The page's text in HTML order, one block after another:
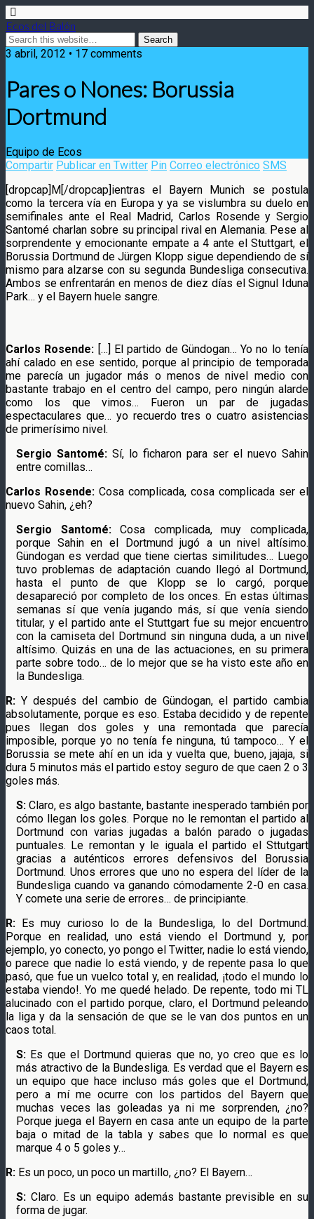
Ecos del Balón
3 abril, 2012 • 17 comments
Pares o Nones: Borussia
Dortmund
Equipo de Ecos
Compartir Publicar en Twitter Pin Correo electrónico SMS
[dropcap]M[/dropcap]ientras el Bayern Munich se postula
como la tercera vía en Europa y ya se vislumbra su duelo en
semifinales ante el Real Madrid, Carlos Rosende y Sergio
Santomé charlan sobre su principal rival en Alemania. Pese al
sorprendente y emocionante empate a 4 ante el Stuttgart, el
Borussia Dortmund de Jürgen Klopp sigue dependiendo de sí
mismo para alzarse con su segunda Bundesliga consecutiva.
Ambos se enfrentarán en menos de diez días el Signul Iduna
Park… y el Bayern huele sangre.
Carlos Rosende: […] El partido de Gündogan… Yo no lo tenía
ahí calado en ese sentido, porque al principio de temporada
me parecía un jugador más o menos de nivel medio con
bastante trabajo en el centro del campo, pero ningún alarde
como los que vimos… Fueron un par de jugadas
espectaculares que… yo recuerdo tres o cuatro asistencias
de primerísimo nivel.
Sergio Santomé: Sí, lo ficharon para ser el nuevo Sahin
entre comillas…
Carlos Rosende: Cosa complicada, cosa complicada ser el
nuevo Sahin, ¿eh?
Sergio Santomé:Cosa complicada, muy complicada,
porque Sahin en el Dortmund jugó a un nivel altísimo.
Gündogan es verdad que tiene ciertas similitudes… Luego
tuvo problemas de adaptación cuando llegó al Dortmund,
hasta el punto de que Klopp se lo cargó, porque
desapareció por completo de los onces. En estas últimas
semanas sí que venía jugando más, sí que venía siendo
titular, y el partido ante el Stuttgart fue su mejor encuentro
con la camiseta del Dortmund sin ninguna duda, a un nivel
altísimo. Quizás en una de las actuaciones, en su primera
parte sobre todo… de lo mejor que se ha visto este año en
la Bundesliga.
R: Y después del cambio de Gündogan, el partido cambia
absolutamente, porque es eso. Estaba decidido y de repente
pues llegan dos goles y una remontada que parecía
imposible, porque yo no tenía fe ninguna, tú tampoco… Y el
Borussia se mete ahí en un ida y vuelta que, bueno, jajaja, si
dura 5 minutos más el partido estoy seguro de que caen 2 o 3
goles más.
S: Claro, es algo bastante, bastante inesperado también por
cómo llegan los goles. Porque no le remontan el partido al
Dortmund con varias jugadas a balón parado o jugadas
puntuales. Le remontan y le iguala el partido el Sttutgart
gracias a auténticos errores defensivos del Borussia
Dortmund. Unos errores que uno no espera del líder de la
Bundesliga cuando va ganando cómodamente 2-0 en casa.
Y comete una serie de errores… de principiante.
R: Es muy curioso lo de la Bundesliga, lo del Dortmund.
Porque en realidad, uno está viendo el Dortmund y, por
ejemplo, yo conecto, yo pongo el Twitter, nadie lo está viendo,
o parece que nadie lo está viendo, y de repente pasa lo que
pasó, que fue un vuelco total y, en realidad, ¡todo el mundo lo
estaba viendo!. Yo me quedé helado. De repente, todo mi TL
alucinado con el partido porque, claro, el Dortmund peleando
la liga y da la sensación de que se le van dos puntos en un
caos total.
S: Es que el Dortmund quieras que no, yo creo que es lo
más atractivo de la Bundesliga. Es verdad que el Bayern es
un equipo que hace incluso más goles que el Dortmund,
pero a mí me ocurre con los partidos del Bayern que
muchas veces las goleadas ya ni me sorprenden, ¿no?
Porque juega el Bayern en casa ante un equipo de la parte
baja o mitad de la tabla y sabes que lo normal es que
marque 4 o 5 goles y…
R: Es un poco, un poco un martillo, ¿no? El Bayern…
S: Claro. Es un equipo además bastante previsible en su
forma de jugar.